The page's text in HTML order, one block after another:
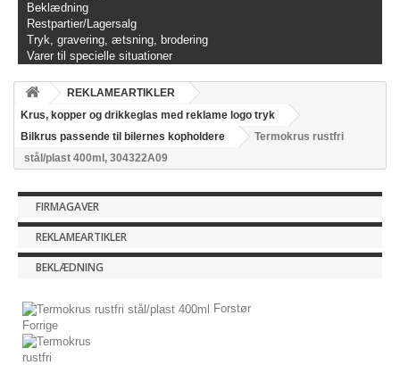
Beklædning
Restpartier/Lagersalg
Tryk, gravering, ætsning, brodering
Varer til specielle situationer
REKLAMEARTIKLER
Krus, kopper og drikkeglas med reklame logo tryk
Bilkrus passende til bilernes kopholdere
Termokrus rustfri
stål/plast 400ml, 304322A09
FIRMAGAVER
REKLAMEARTIKLER
BEKLÆDNING
Forstør
Forrige